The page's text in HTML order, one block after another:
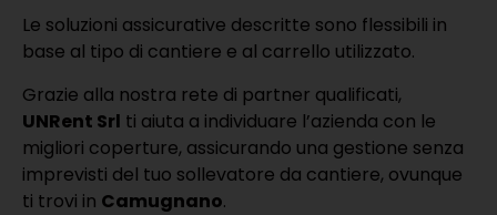
Le soluzioni assicurative descritte sono flessibili in
base al tipo di cantiere e al carrello utilizzato.
Grazie alla nostra rete di partner qualificati,
UNRent Srl ti aiuta a individuare l’azienda con le
migliori coperture, assicurando una gestione senza
imprevisti del tuo sollevatore da cantiere, ovunque
ti trovi in Camugnano.